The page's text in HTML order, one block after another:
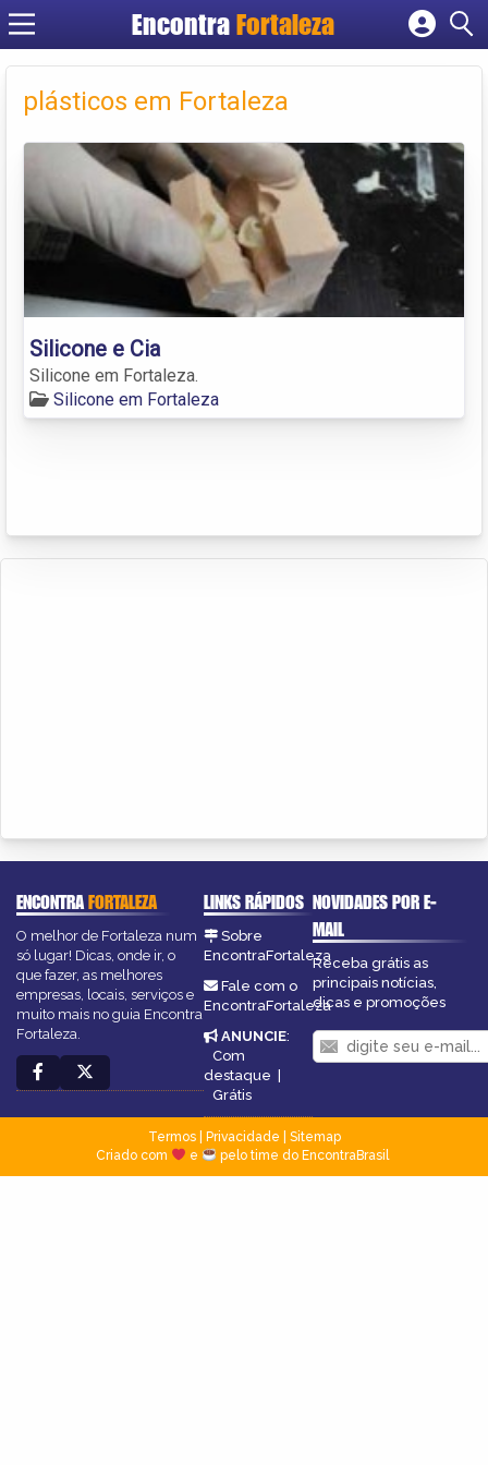
EncontraFortaleza
Cadastrar empresa
Criar conta
plásticos em Fortaleza
Silicone e Cia
Silicone em Fortaleza.
Silicone em Fortaleza
ENCONTRAFORTALEZA
O melhor de Fortaleza num
só lugar! Dicas, onde ir, o
que fazer, as melhores
empresas, locais, serviços e
muito mais no guia Encontra
Fortaleza.
LINKS RÁPIDOS
Sobre
EncontraFortaleza
Fale com o
EncontraFortaleza
ANUNCIE:
Com
destaque |
Grátis
NOVIDADES POR E-
MAIL
Receba grátis as
principais notícias,
dicas e promoções
Termos| Privacidade
Sitemap
Criado com
e pelo time do EncontraBrasil